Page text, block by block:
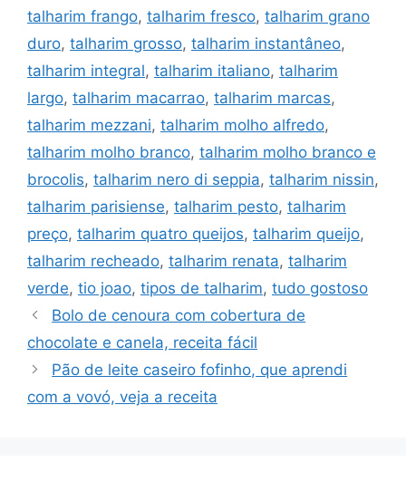
talharim frango, talharim fresco, talharim grano
duro, talharim grosso, talharim instantâneo,
talharim integral, talharim italiano, talharim
largo, talharim macarrao, talharim marcas,
talharim mezzani, talharim molho alfredo,
talharim molho branco, talharim molho branco e
brocolis, talharim nero di seppia, talharim nissin,
talharim parisiense, talharim pesto, talharim
preço, talharim quatro queijos, talharim queijo,
talharim recheado, talharim renata, talharim
verde, tio joao, tipos de talharim, tudo gostoso
Bolo de cenoura com cobertura de
chocolate e canela, receita fácil
Pão de leite caseiro fofinho, que aprendi
com a vovó, veja a receita